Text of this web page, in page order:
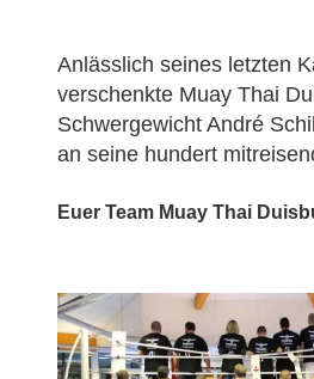
Anlässlich seines letzten
verschenkte Muay Thai
Schwergewicht André
an seine hundert
Euer Team Muay Thai